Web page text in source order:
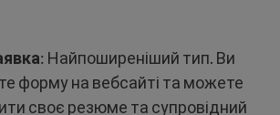
: Найпоширеніший тип. Ви
форму на вебсайті та можете
своє резюме та супровідний